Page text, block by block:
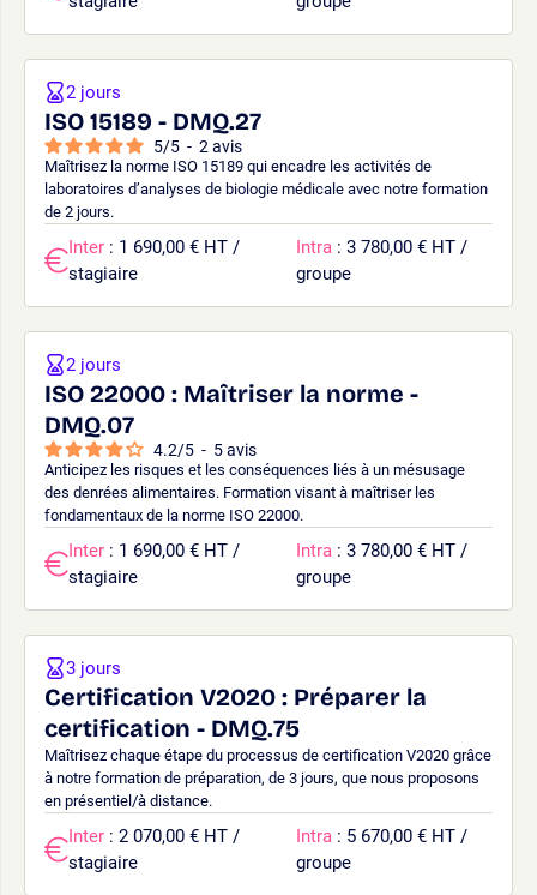
ISO 15189 - DMQ.27
5/5 - 2 avis
Maîtrisez la norme ISO 15189 qui encadre les activités de
laboratoires d’analyses de biologie médicale avec notre formation
de 2 jours.
2 jours
Inter : 1 690,00 € HT /
stagiaire
Intra : 3 780,00 € HT /
groupe
ISO 22000 : Maîtriser la norme -
DMQ.07
4.2/5 - 5avis
Anticipez les risques et les conséquences liés à un mésusage
des denrées alimentaires. Formation visant à maîtriser les
fondamentaux de la norme ISO 22000.
2 jours
Inter : 1 690,00 € HT /
stagiaire
Intra : 3 780,00 € HT /
groupe
Certification V2020 : Préparer la
certification - DMQ.75
Maîtrisez chaque étape du processus de certification V2020 grâce
à notre formation de préparation, de 3 jours, que nous proposons
en présentiel/à distance.
3 jours
Inter : 2 070,00 € HT /
stagiaire
Intra : 5 670,00 € HT /
groupe